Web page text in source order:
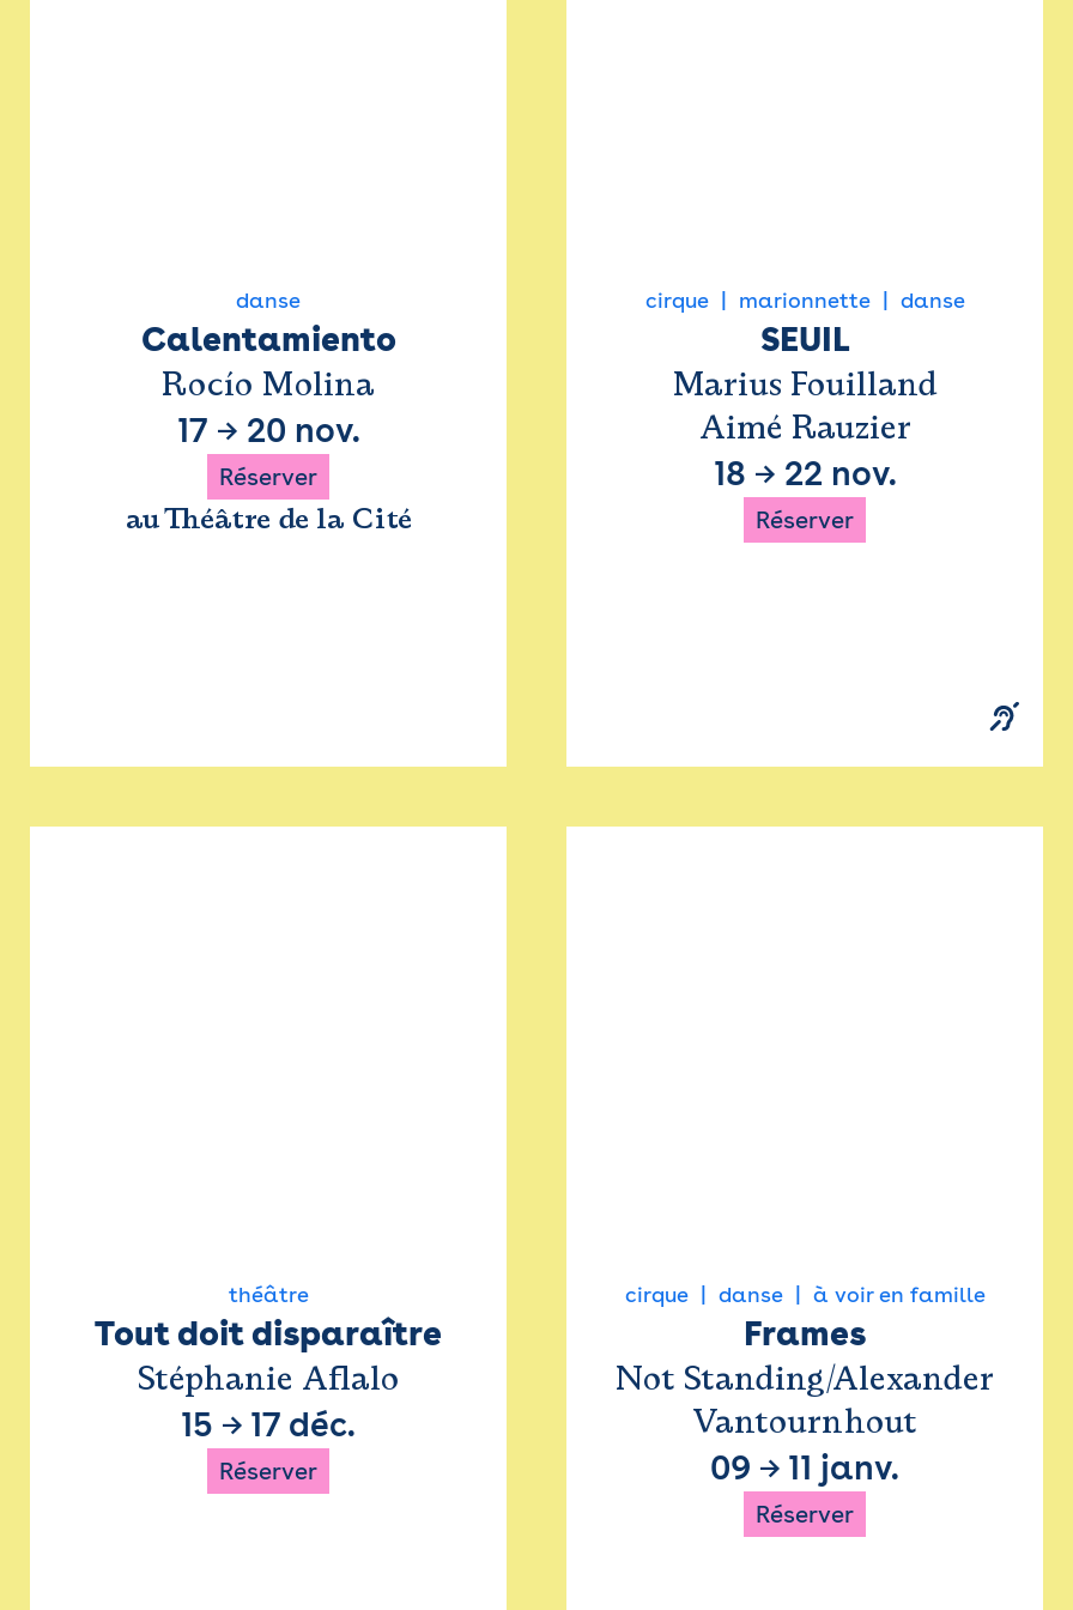
danse
Calentamiento
Rocío Molina
17 → 20 nov.
Réserver
au Théâtre de la Cité
cirque marionnette danse
SEUIL
Marius Fouilland
Aimé Rauzier
18 → 22 nov.
Réserver
théâtre
Tout doit disparaître
Stéphanie Aflalo
15 → 17 déc.
Réserver
cirque danse à voir en famille
Frames
Not Standing/Alexander
Vantournhout
09 → 11 janv.
Réserver